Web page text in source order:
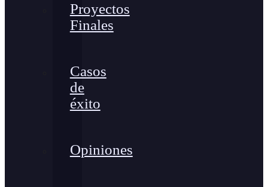
Proyectos
Finales
Casos
de
éxito
Opiniones